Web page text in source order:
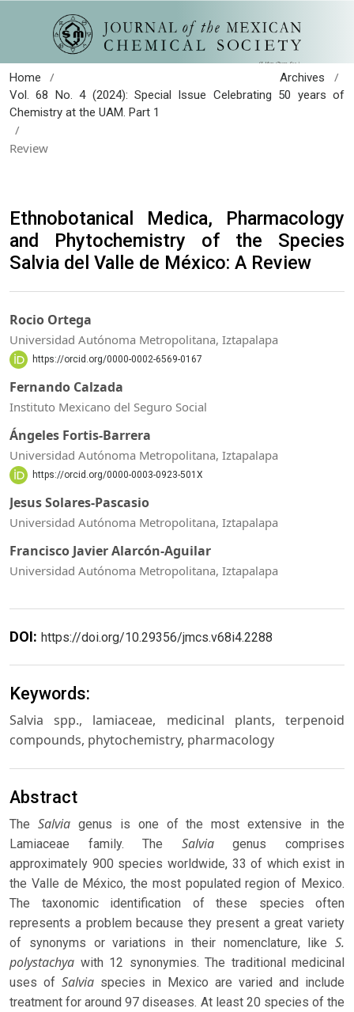
Home / Archives /
Vol. 68 No. 4 (2024): Special Issue Celebrating 50 years of
Chemistry at the UAM. Part 1
/
Review
Ethnobotanical Medica, Pharmacology
and Phytochemistry of the Species
Salvia del Valle de México: A Review
Rocio Ortega
Universidad Autónoma Metropolitana, Iztapalapa
https://orcid.org/0000-0002-6569-0167
Fernando Calzada
Instituto Mexicano del Seguro Social
Ángeles Fortis-Barrera
Universidad Autónoma Metropolitana, Iztapalapa
https://orcid.org/0000-0003-0923-501X
Jesus Solares-Pascasio
Universidad Autónoma Metropolitana, Iztapalapa
Francisco Javier Alarcón-Aguilar
Universidad Autónoma Metropolitana, Iztapalapa
DOI: https://doi.org/10.29356/jmcs.v68i4.2288
Keywords:
Salvia spp., lamiaceae, medicinal plants, terpenoid
compounds, phytochemistry, pharmacology
Abstract
The Salvia genus is one of the most extensive in the
Lamiaceae family. The
Salviagenus comprises
approximately 900 species worldwide, 33 of which exist in
the Valle de México, the most populated region of Mexico.
The taxonomic identification of these species often
represents a problem because they present a great variety
of synonyms or variations in their nomenclature, like S.
polystachya with 12 synonymies. The traditional medicinal
uses of Salvia species in Mexico are varied and include
treatment for around 97 diseases. At least 20 species of the